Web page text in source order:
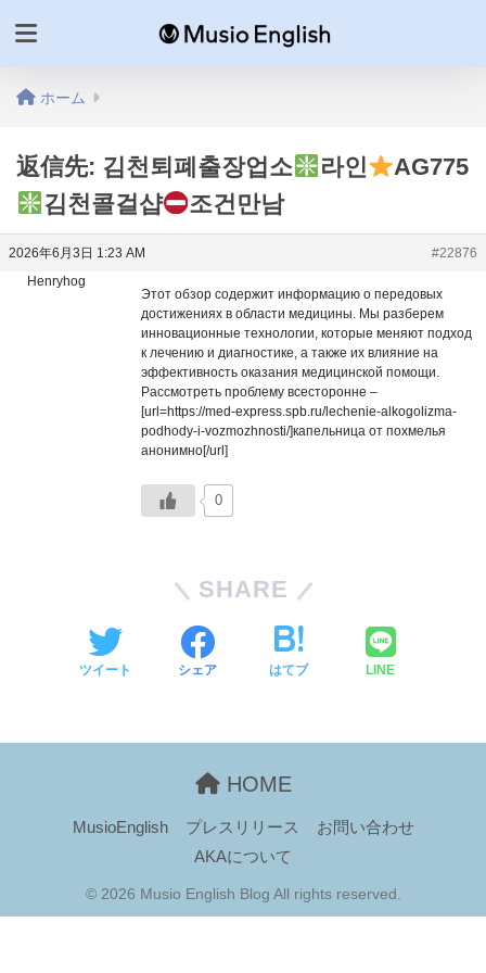
ホーム
返信先: 김천퇴폐출장업소 라인
AG775
김천콜걸샵
조건만남
2026年6月3日 1:23 AM
#22876
Henryhog
Этот обзор содержит информацию о передовых
достижениях в области медицины. Мы разберем
инновационные технологии, которые меняют подход
к лечению и диагностике, а также их влияние на
эффективность оказания медицинской помощи.
Рассмотреть проблему всесторонне –
[url=https://med-express.spb.ru/lechenie-alkogolizma-
podhody-i-vozmozhnosti/]капельница от похмелья
анонимно[/url]
0
SHARE
ツイート シェア はてブ LINE
HOME
MusioEnglish プレスリリース
お問い合わせ
AKAについて
© 2026 Musio English Blog All rights reserved.